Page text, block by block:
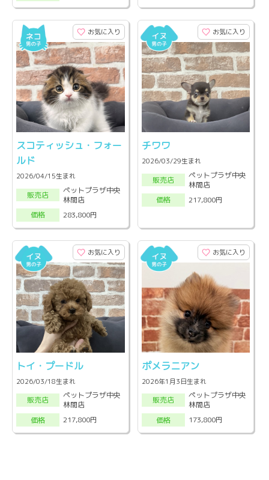
お気に入り
スコティッシュ・フォー
ルド
2026/04/15生まれ
販売店
ペットプラザ中央
林間店
価格
283,800円
お気に入り
チワワ
2026/03/29生まれ
販売店
ペットプラザ中央
林間店
価格
217,800円
お気に入り
トイ・プードル
2026/03/18生まれ
販売店
ペットプラザ中央
林間店
価格
217,800円
お気に入り
ポメラニアン
2026年1月3日生まれ
販売店
ペットプラザ中央
林間店
価格
173,800円